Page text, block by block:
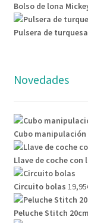
Bolso de lona
Pulsera de
Novedades
Cubo
Llave de coche con
Circuito bolas 19,95
Peluche Stitch 20cm